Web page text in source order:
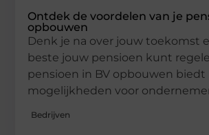
Ontdek de voordelen van je
opbouwen
Denk je na over jouw toekomst
beste jouw pensioen kunt
pensioen in BV opbouwen biedt
mogelijkheden voor
Bedrijven